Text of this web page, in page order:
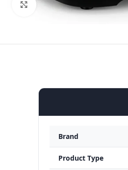
Click to enlarge
Brand
Product Type